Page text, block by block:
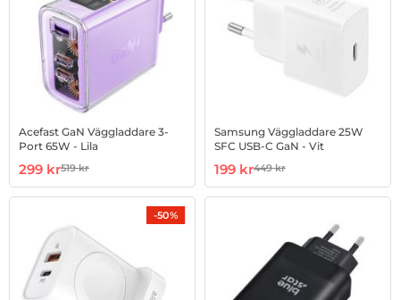
Acefast GaN Väggladdare 3-
Port 65W - Lila
Art. nr 1002938405
rea pris
299 krtidigare pris
519 kr
Samsung Väggladdare 25W
SFC USB-C GaN - Vit
Art. nr 1002941875
rea pris
199 krtidigare pris
449 kr
-50%